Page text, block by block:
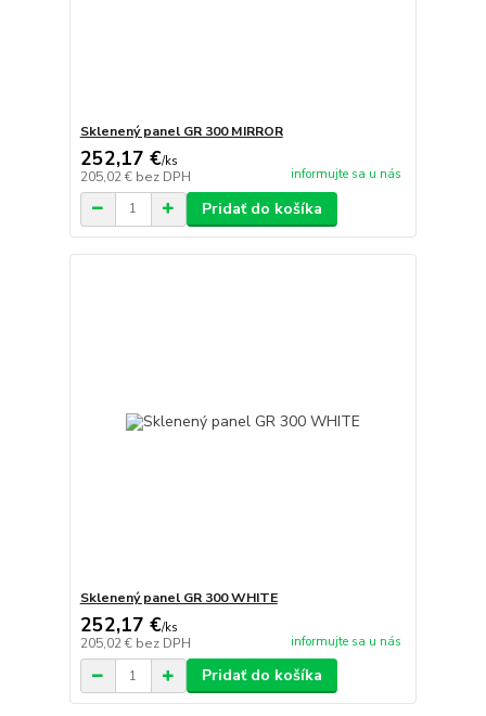
Sklenený panel GR 300 MIRROR
252,17 €/ks
205,02 € bez DPH informujte sa u nás
Pridať do košíka
Sklenený panel GR 300 WHITE
252,17 €/ks
205,02 € bez DPH informujte sa u nás
Pridať do košíka